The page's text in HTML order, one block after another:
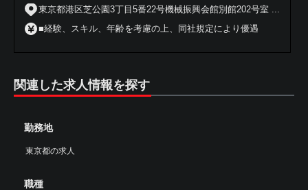
東京都港区芝公園3丁目5番22号機械振興会館別館202号室 ...
■経験、スキル、年齢を考慮の上、同社規定により優遇
関連した求人情報を探す
勤務地
東京都の求人
職種